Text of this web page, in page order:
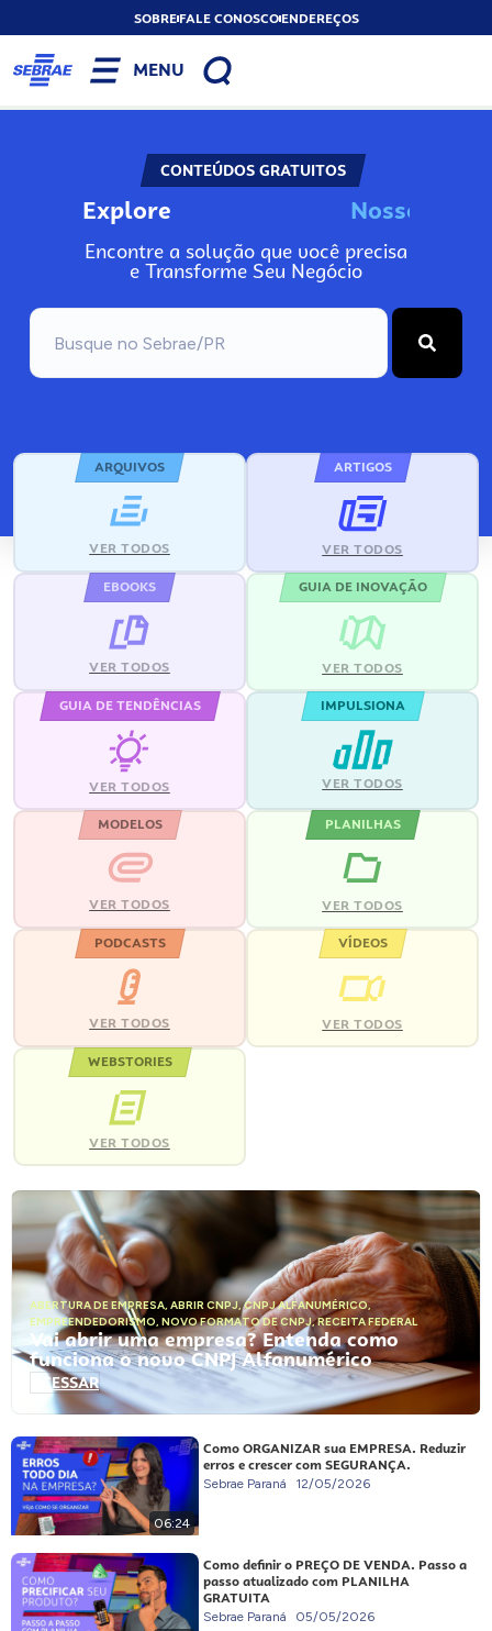
SOBREFALE CONOSCOENDEREÇOS
MENU
CONTEÚDOS GRATUITOS
Explore No
Encontre a solução que você precisa
e Transforme Seu Negócio
ARQUIVOS
VER TODOS
ARTIGOS
VER TODOS
EBOOKS
VER TODOS
GUIA DE INOVAÇÃO
VER TODOS
GUIA DE TENDÊNCIAS
VER TODOS
IMPULSIONA
VER TODOS
MODELOS
VER TODOS
PLANILHAS
VER TODOS
PODCASTS
VER TODOS
VÍDEOS
VER TODOS
WEBSTORIES
VER TODOS
ABERTURA DE EMPRESA, ABRIR CNPJ,CNPJ ALFANUMÉRICO,
EMPREENDEDORISMO, NOVO FORMATO DE CNPJ,RECEITA FEDERAL
Vai abrir uma empresa? Entenda como
funciona o novo CNPJ Alfanumérico
ACESSAR
06:24
Como ORGANIZAR sua EMPRESA. Reduzir
erros e crescer com SEGURANÇA.
Sebrae Paraná 12/05/2026
Como definir o PREÇO DE VENDA. Passo a
passo atualizado com PLANILHA
GRATUITA
Sebrae Paraná 05/05/2026